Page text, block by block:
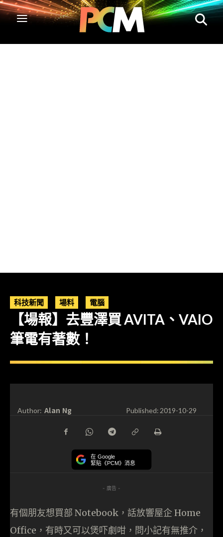
科技新聞 場料 電腦
【場報】去豐澤買 AVITA、VAIO
筆電有著數！
Author: Alan Ng Published:2019-10-29
在 Google
緊貼《PCM》消息
- 廣告 -
有個朋友想買部 Notebook，話放響屋企 Home
Office，有時又可以煲吓劇咁，問小記有無推介，